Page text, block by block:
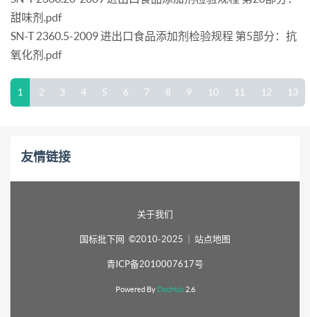
甜味剂.pdf
SN-T 2360.5-2009 进出口食品添加剂检验规程 第5部分：抗
氧化剂.pdf
1 2 3 4 5 6 7 8 9 10 11 12 13
友情链接
关于我们
国标批下网 ©2010-2025 站点地图
青ICP备2010007617号
Powered By DocHub2.6